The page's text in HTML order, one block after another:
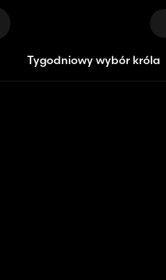
Tygodniowy wybór króla